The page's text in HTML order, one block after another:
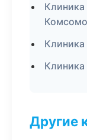
Другие